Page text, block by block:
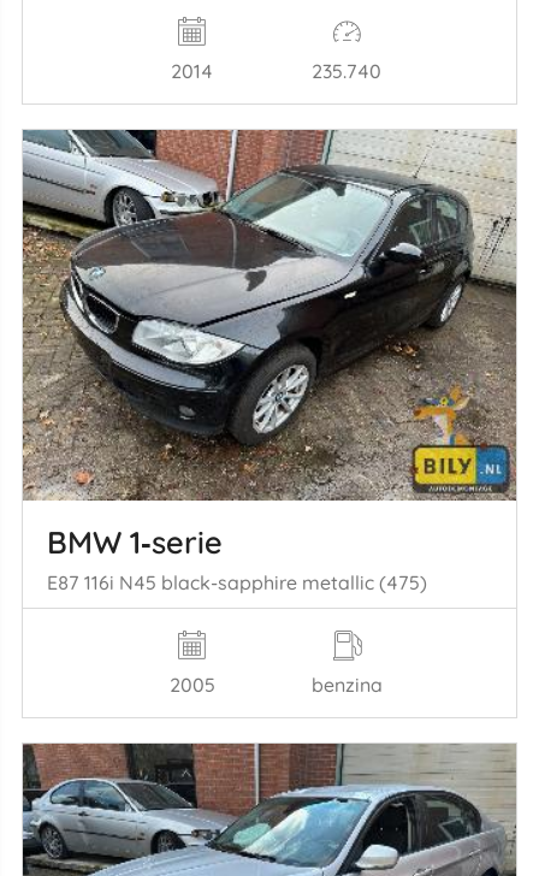
2014 235.740
BMW 1‑serie
E87 116i N45 black-sapphire metallic (475)
2005 benzina